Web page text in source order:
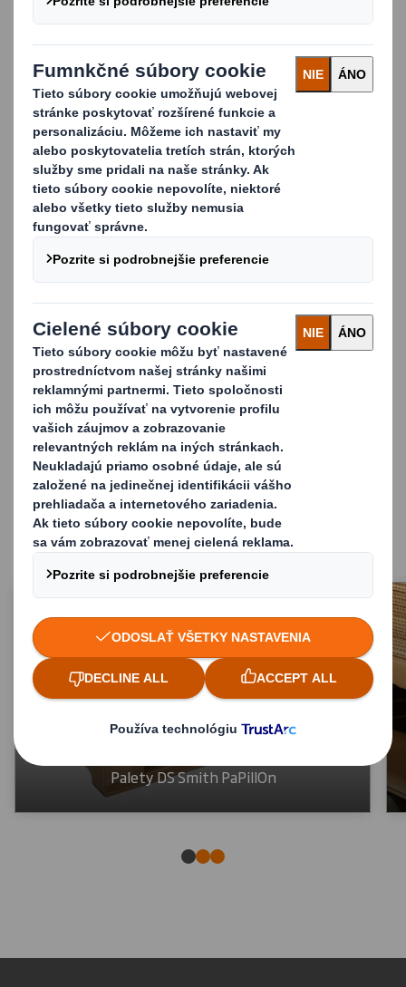
Dĺžka: 1200mm
Hmotnosť: 3 kg, bez listu papiera
Zakrýva a chráni váš produkt zhora a po stranách. Je
bezpečný, pretože neobsahuje triesky, takže sa
nemusíte obávať zranenia.
Vrchnák DS Smith PaPillOn je možné skladovať
ekonomicky – jeho nízka hmotnosť vám umožňuje
uložiť 50-60 kusov na jednu paletu a ľahko sa s ňou
ručne manipuluje.
Vrchnák DS Smith PaPillOn je možné vrátiť.
Do nákladného auta sa zmestí až 1980 ks a dajú sa
znovu použiť.
Spoznajte našu ďalšiu
ponuku DS Smith PaPillOn
Palety DS Smith PaPillOn